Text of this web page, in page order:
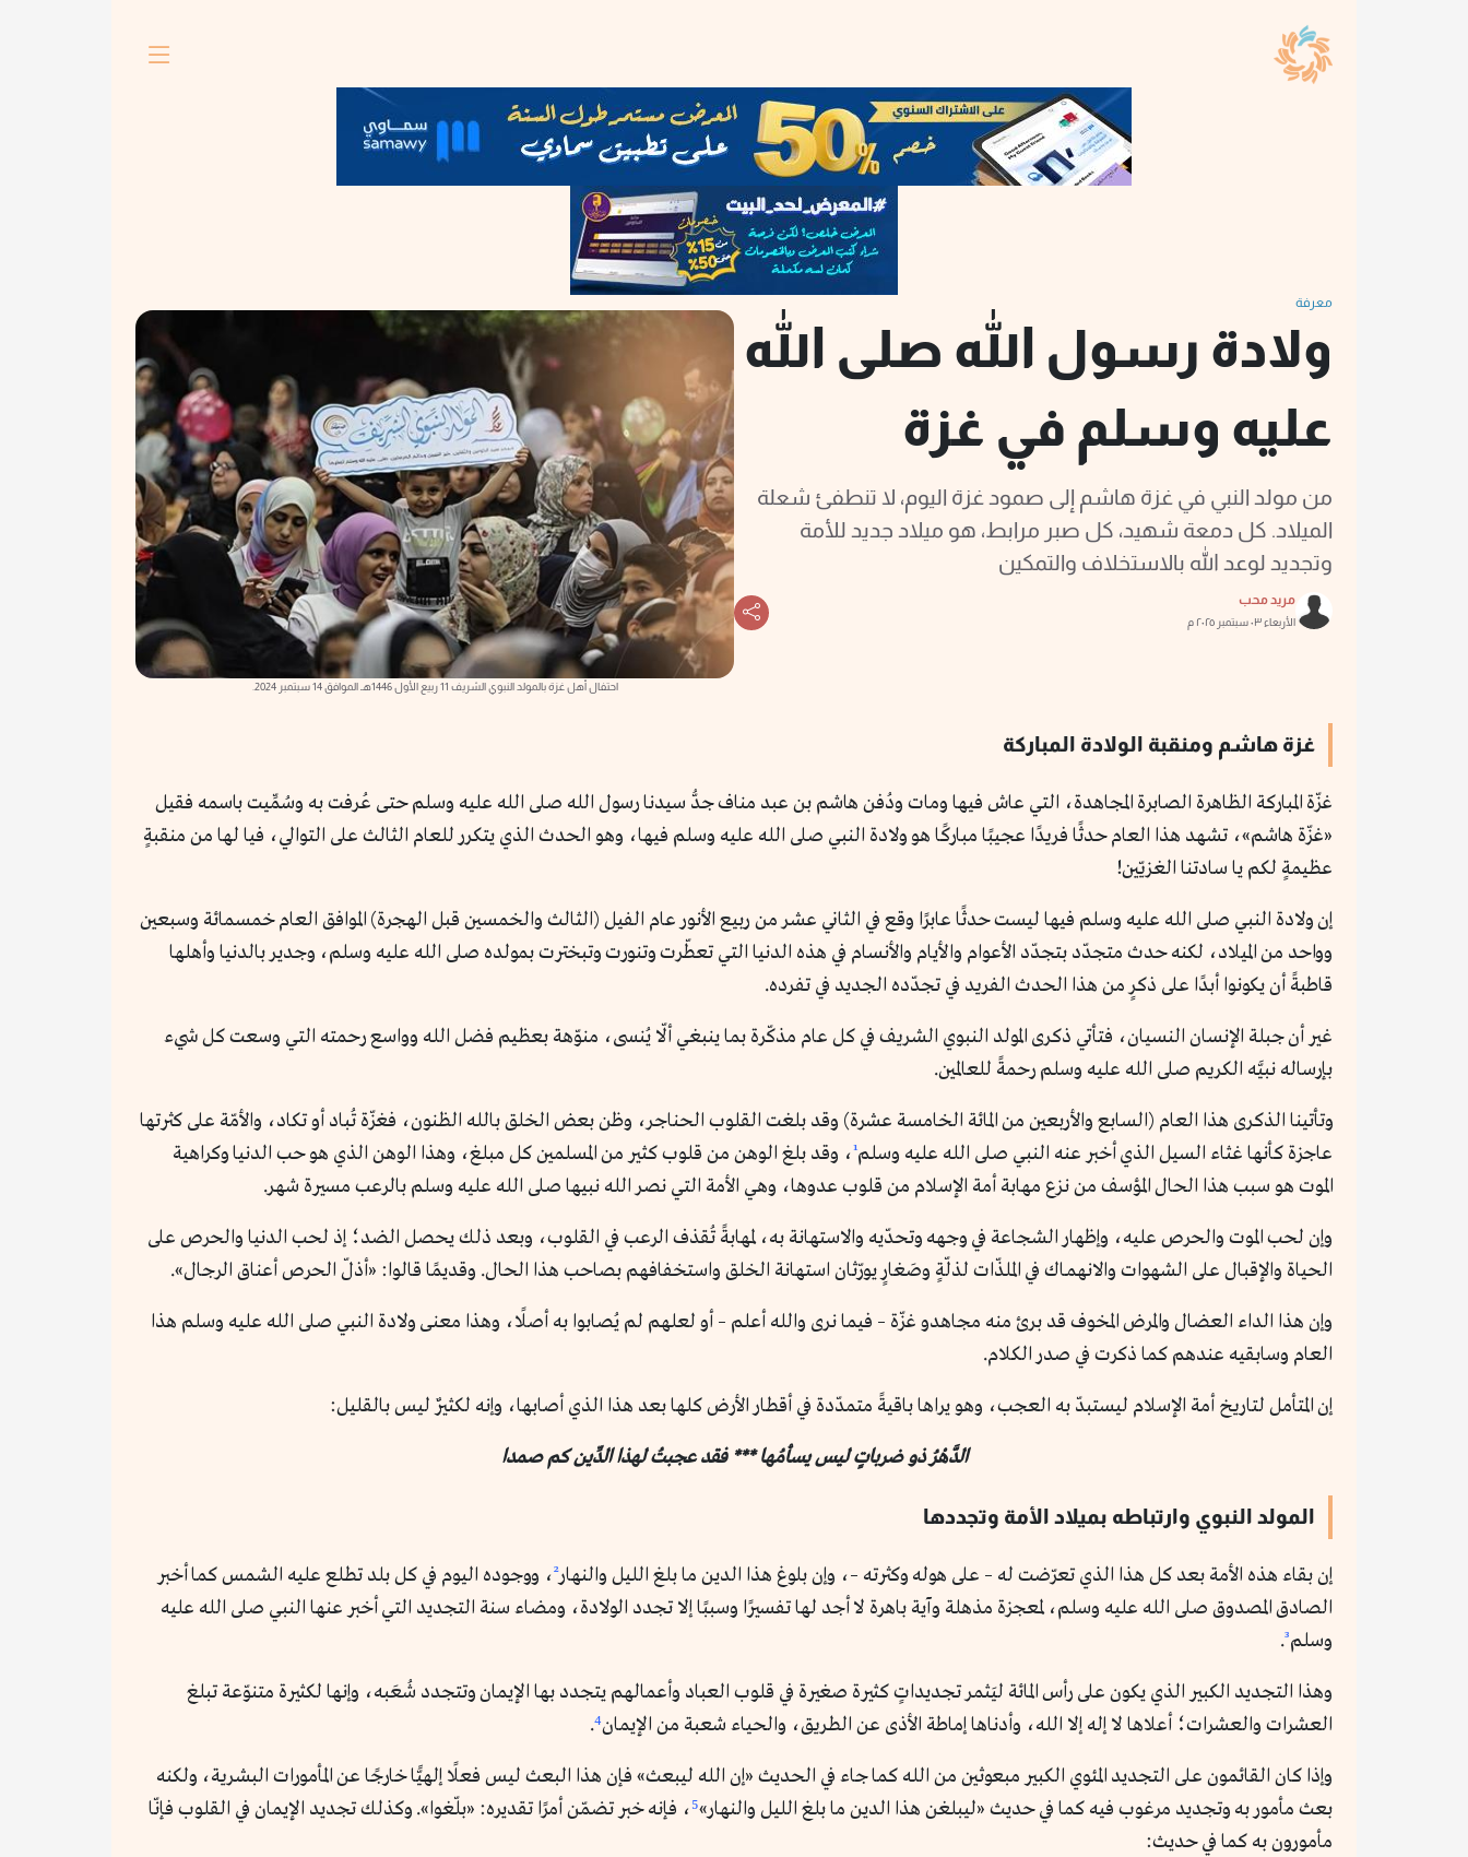
معرفة
ولادة رسول الله صلى الله
عليه وسلم في غزة
من مولد النبي في غزة هاشم إلى صمود غزة اليوم، لا تنطفئ شعلة
الميلاد. كل دمعة شهيد، كل صبر مرابط، هو ميلاد جديد للأمة
وتجديد لوعد الله بالاستخلاف والتمكين
مريد محب
الأربعاء ٠٣ سبتمبر ٢٠٢٥ م
احتفال أهل غزة بالمولد النبوي الشريف 11 ربيع الأول 1446هـ الموافق 14 سبتمبر 2024.
غزة هاشم ومنقبة الولادة المباركة
غزّة المباركة الظاهرة الصابرة المجاهدة، التي عاش فيها ومات ودُفن هاشم بن عبد مناف جدُّ سيدنا رسول الله صلى الله عليه وسلم حتى عُرفت به وسُمِّيت باسمه فقيل
«غزّة هاشم»، تشهد هذا العام حدثًا فريدًا عجيبًا مباركًا هو ولادة النبي صلى الله عليه وسلم فيها، وهو الحدث الذي يتكرر للعام الثالث على التوالي، فيا لها من منقبةٍ
عظيمةٍ لكم يا سادتنا الغزيّين!
إن ولادة النبي صلى الله عليه وسلم فيها ليست حدثًا عابرًا وقع في الثاني عشر من ربيع الأنور عام الفيل (الثالث والخمسين قبل الهجرة) الموافق العام خمسمائة وسبعين
وواحد من الميلاد، لكنه حدث متجدّد بتجدّد الأعوام والأيام والأنسام في هذه الدنيا التي تعطّرت وتنورت وتبخترت بمولده صلى الله عليه وسلم، وجدير بالدنيا وأهلها
قاطبةً أن يكونوا أبدًا على ذكرٍ من هذا الحدث الفريد في تجدّده الجديد في تفرده.
غير أن جبلة الإنسان النسيان، فتأتي ذكرى المولد النبوي الشريف في كل عام مذكّرة بما ينبغي ألّا يُنسى، منوّهة بعظيم فضل الله وواسع رحمته التي وسعت كل شيء
بإرساله نبيَّه الكريم صلى الله عليه وسلم رحمةً للعالمين.
وتأتينا الذكرى هذا العام (السابع والأربعين من المائة الخامسة عشرة) وقد بلغت القلوب الحناجر، وظن بعض الخلق بالله الظنون، فغزّة تُباد أو تكاد، والأمّة على كثرتها
عاجزة كأنها غثاء السيل الذي أخبر عنه النبي صلى الله عليه وسلم¹، وقد بلغ الوهن من قلوب كثير من المسلمين كل مبلغ، وهذا الوهن الذي هو حب الدنيا وكراهية
الموت هو سبب هذا الحال المؤسف من نزع مهابة أمة الإسلام من قلوب عدوها، وهي الأمة التي نصر الله نبيها صلى الله عليه وسلم بالرعب مسيرة شهر.
وإن لحب الموت والحرص عليه، وإظهار الشجاعة في وجهه وتحدّيه والاستهانة به، لمهابةً تُقذف الرعب في القلوب، وبعد ذلك يحصل الضد؛ إذ لحب الدنيا والحرص على
الحياة والإقبال على الشهوات والانهمـاك في الملذّات لذلّةٍ وصَغارٍ يورّثان استهانة الخلق واستخفافهم بصاحب هذا الحال. وقديمًا قالوا: «أذلّ الحرص أعناق الرجال».
وإن هذا الداء العضال والمرض المخوف قد برئ منه مجاهدو غزّة – فيما نرى والله أعلم – أو لعلهم لم يُصابوا به أصلًا، وهذا معنى ولادة النبي صلى الله عليه وسلم هذا
العام وسابقيه عندهم كما ذكرت في صدر الكلام.
إن المتأمل لتاريخ أمة الإسلام ليستبدّ به العجب، وهو يراها باقيةً متمدّدة في أقطار الأرض كلها بعد هذا الذي أصابها، وإنه لكثيرٌ ليس بالقليل:
الدَّهْرُ ذو ضرباتٍ ليس يسأمُها *** فقد عجبتُ لهذا الدِّين كم صمدا
المولد النبوي وارتباطه بميلاد الأمة وتجددها
إن بقاء هذه الأمة بعد كل هذا الذي تعرّضت له – على هوله وكثرته –، وإن بلوغ هذا الدين ما بلغ الليل والنهار²، ووجوده اليوم في كل بلد تطلع عليه الشمس كما أخبر
الصادق المصدوق صلى الله عليه وسلم، لمعجزة مذهلة وآية باهرة لا أجد لها تفسيرًا وسببًا إلا تجدد الولادة، ومضاء سنة التجديد التي أخبر عنها النبي صلى الله عليه
وسلم³
.
وهذا التجديد الكبير الذي يكون على رأس المائة ليَثمر تجديداتٍ كثيرة صغيرة في قلوب العباد وأعمالهم يتجدد بها الإيمان وتتجدد شُعَبه، وإنها لكثيرة متنوّعة تبلغ
العشرات والعشرات؛ أعلاها لا إله إلا الله، وأدناها إماطة الأذى عن الطريق، والحياء شعبة من الإيمان⁴
.
وإذا كان القائمون على التجديد المئوي الكبير مبعوثين من الله كما جاء في الحديث «إن الله ليبعث» فإن هذا البعث ليس فعلًا إلهيًّا خارجًا عن المأمورات البشرية، ولكنه
بعث مأمور به وتجديد مرغوب فيه كما في حديث «ليبلغن هذا الدين ما بلغ الليل والنهار»⁵، فإنه خبر تضمّن أمرًا تقديره: «بلّغوا». وكذلك تجديد الإيمان في القلوب فإنّا
مأمورون به كما في حديث: